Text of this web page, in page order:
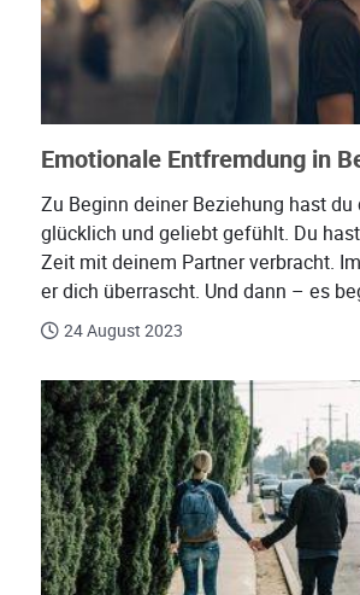
Emotionale Entfremdung in
Zu Beginn deiner Beziehung hast du
glücklich und geliebt gefühlt. Du
Zeit mit deinem Partner verbracht.
er dich überrascht. Und dann – es
24 August 2023